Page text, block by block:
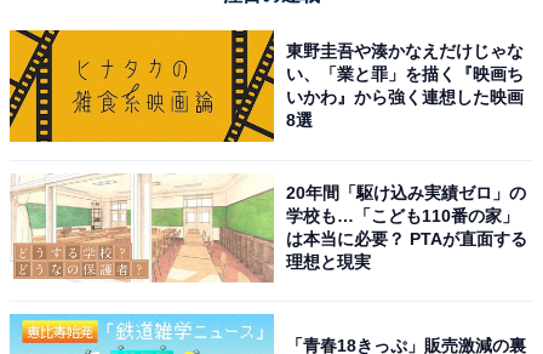
東野圭吾や湊かなえだけじゃな
い、「業と罪」を描く『映画ち
いかわ』から強く連想した映画
8選
20年間「駆け込み実績ゼロ」の
学校も…「こども110番の家」
は本当に必要？ PTAが直面する
理想と現実
「青春18きっぷ」販売激減の裏